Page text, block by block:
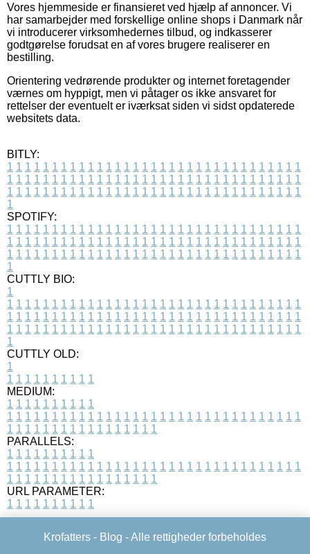
Vores hjemmeside er finansieret ved hjælp af annoncer. Vi
har samarbejder med forskellige online shops i Danmark når
vi introducerer virksomhedernes tilbud, og indkasserer
godtgørelse forudsat en af vores brugere realiserer en
bestilling.
Orientering vedrørende produkter og internet foretagender
værnes om hyppigt, men vi påtager os ikke ansvaret for
rettelser der eventuelt er iværksat siden vi sidst opdaterede
websitets data.
BITLY:
1 1 1 1 1 1 1 1 1 1 1 1 1 1 1 1 1 1 1 1 1 1 1 1 1 1 1 1 1 1 1 1 1
1 1 1 1 1 1 1 1 1 1 1 1 1 1 1 1 1 1 1 1 1 1 1 1 1 1 1 1 1 1 1 1 1
1 1 1 1 1 1 1 1 1 1 1 1 1 1 1 1 1 1 1 1 1 1 1 1 1 1 1 1 1 1 1 1 1
1
SPOTIFY:
1 1 1 1 1 1 1 1 1 1 1 1 1 1 1 1 1 1 1 1 1 1 1 1 1 1 1 1 1 1 1 1 1
1 1 1 1 1 1 1 1 1 1 1 1 1 1 1 1 1 1 1 1 1 1 1 1 1 1 1 1 1 1 1 1 1
1 1 1 1 1 1 1 1 1 1 1 1 1 1 1 1 1 1 1 1 1 1 1 1 1 1 1 1 1 1 1 1 1
1
CUTTLY BIO:
1
1 1 1 1 1 1 1 1 1 1 1 1 1 1 1 1 1 1 1 1 1 1 1 1 1 1 1 1 1 1 1 1 1
1 1 1 1 1 1 1 1 1 1 1 1 1 1 1 1 1 1 1 1 1 1 1 1 1 1 1 1 1 1 1 1 1
1 1 1 1 1 1 1 1 1 1 1 1 1 1 1 1 1 1 1 1 1 1 1 1 1 1 1 1 1 1 1 1 1
1
CUTTLY OLD:
1
1 1 1 1 1 1 1 1 1 1
MEDIUM:
1 1 1 1 1 1 1 1 1 1
1 1 1 1 1 1 1 1 1 1 1 1 1 1 1 1 1 1 1 1 1 1 1 1 1 1 1 1 1 1 1 1 1
1 1 1 1 1 1 1 1 1 1 1 1 1 1 1 1 1
PARALLELS:
1 1 1 1 1 1 1 1 1 1
1 1 1 1 1 1 1 1 1 1 1 1 1 1 1 1 1 1 1 1 1 1 1 1 1 1 1 1 1 1 1 1 1
1 1 1 1 1 1 1 1 1 1 1 1 1 1 1 1 1
URL PARAMETER:
1 1 1 1 1 1 1 1 1 1
Krofatters - Blog - Alle rettigheder forbeholdes